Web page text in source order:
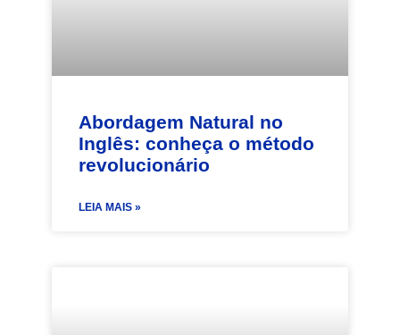
Abordagem Natural no
Inglês: conheça o método
revolucionário
LEIA MAIS »